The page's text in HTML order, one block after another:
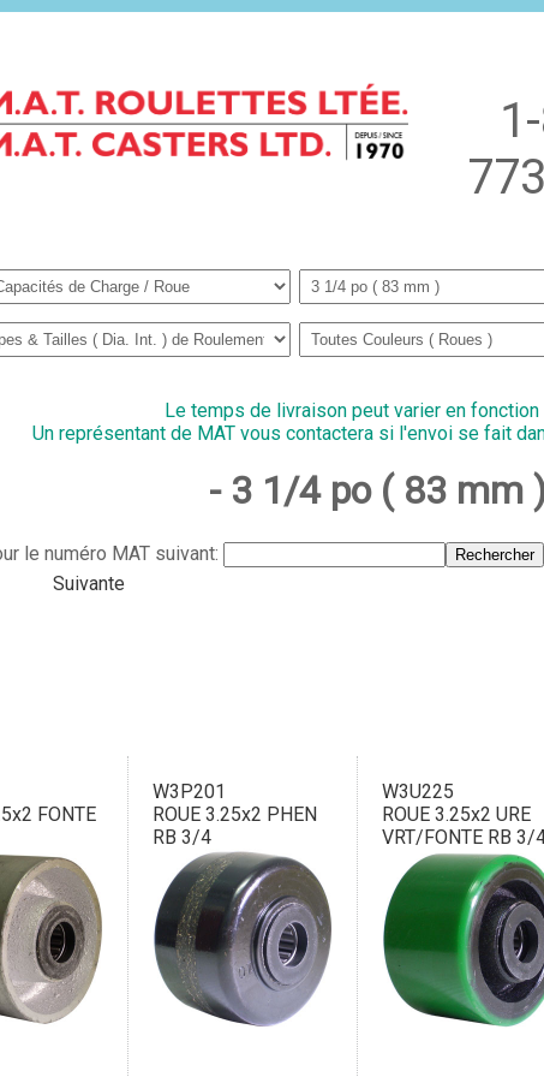
Le temps de livraison peut varier en
Un représentant de MAT vous contactera si l'envoi se fait
- 3 1/4 po ( 83 mm
le numéro MAT suivant:
Suivante
FONTE
W3P201
ROUE 3.25x2 PHEN
RB 3/4
W3U225
ROUE 3.25x2 URE
VRT/FONTE RB 3/